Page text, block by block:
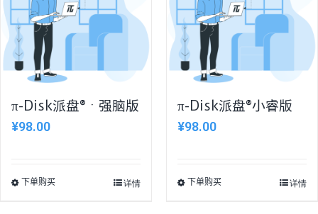
π-Disk派盘® · 强脑版
¥98.00
下单购买 详情
π-Disk派盘®小睿版
¥98.00
下单购买 详情